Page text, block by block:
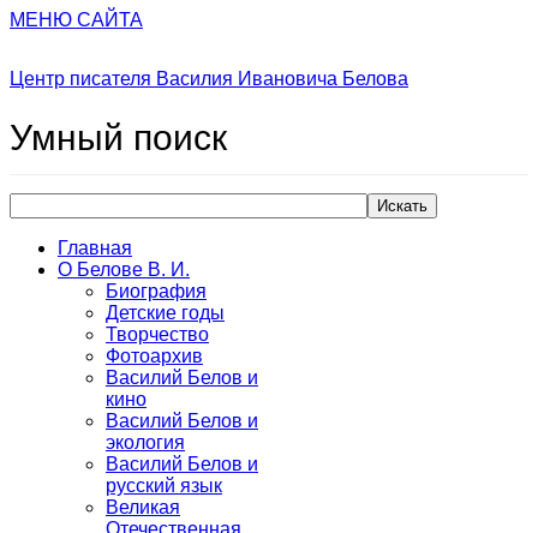
МЕНЮ САЙТА
Центр писателя Василия Ивановича Белова
Умный поиск
Искать
Главная
О Белове В. И.
Биография
Детские годы
Творчество
Фотоархив
Василий Белов и
кино
Василий Белов и
экология
Василий Белов и
русский язык
Великая
Отечественная